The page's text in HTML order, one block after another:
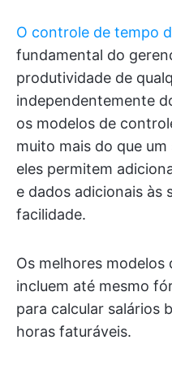
O controle de tempo
fundamental do
produtividade de
independentemente
os modelos de
muito mais do que
eles permitem
e dados adicionais às
facilidade.
Os melhores
incluem até mesmo
para calcular salários
horas faturáveis.